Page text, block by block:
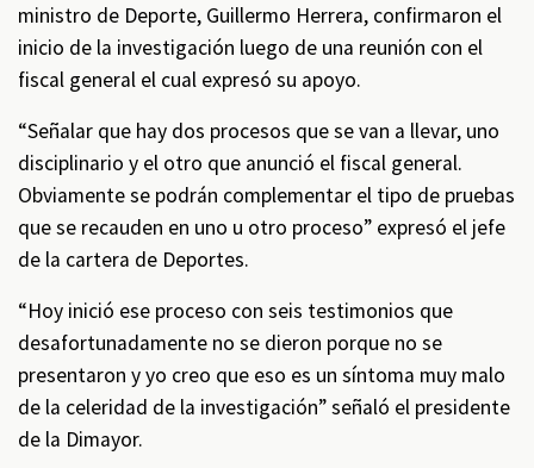
ministro de Deporte, Guillermo Herrera, confirmaron el
inicio de la investigación luego de una reunión con el
fiscal general el cual expresó su apoyo.
“Señalar que hay dos procesos que se van a llevar, uno
disciplinario y el otro que anunció el fiscal general.
Obviamente se podrán complementar el tipo de pruebas
que se recauden en uno u otro proceso” expresó el jefe
de la cartera de Deportes.
“Hoy inició ese proceso con seis testimonios que
desafortunadamente no se dieron porque no se
presentaron y yo creo que eso es un síntoma muy malo
de la celeridad de la investigación” señaló el presidente
de la Dimayor.